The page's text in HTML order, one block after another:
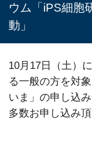
ウム「iPS細胞
動」
10月17日（土）
る一般の方を対
いま」の申し込
多数お申し込み